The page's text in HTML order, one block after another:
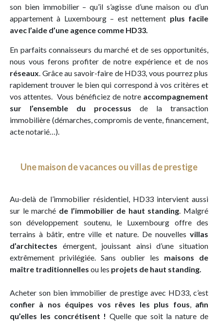
son bien immobilier – qu’il s’agisse d’une maison ou d’un
appartement à Luxembourg – est nettement plus facile
avec l’aide d’une agence comme HD33.
En parfaits connaisseurs du marché et de ses opportunités,
nous vous ferons profiter de notre expérience et de nos
réseaux . Grâce au savoir-faire de HD33, vous pourrez plus
rapidement trouver le bien qui correspond à vos critères et
vos attentes. Vous bénéficiez de notre accompagnement
sur l’ensemble du processus de la transaction
immobilière (démarches, compromis de vente, financement,
acte notarié…).
Une maison de vacances ou villas de prestige
Au-delà de l’immobilier résidentiel, HD33 intervient aussi
sur le marché de l’immobilier de haut standing . Malgré
son développement soutenu, le Luxembourg offre des
terrains à bâtir, entre ville et nature. De nouvelles villas
d’architectes émergent, jouissant ainsi d’une situation
extrêmement privilégiée. Sans oublier les maisons de
maître traditionnelles ou les projets de haut standing.
Acheter son bien immobilier de prestige avec HD33, c’est
confier à nos équipes vos rêves les plus fous
afin
qu’elles les concrétisent ! Quelle que soit la nature de